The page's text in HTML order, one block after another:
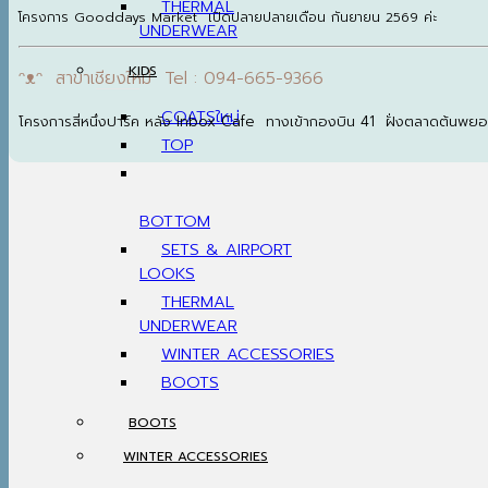
THERMAL
UNDERWEAR
KIDS
COATS
TOP
BOTTOM
SETS & AIRPORT
LOOKS
THERMAL
UNDERWEAR
WINTER ACCESSORIES
BOOTS
BOOTS
WINTER ACCESSORIES
โครงการ Gooddays Market เปิดปลายปลายเดือน กันยายน 2569 ค่ะ
ᵔᴥᵔ สาขาเชียงใหม่ Tel : 094-665-9366
โครงการสี่หนึ่งปาร์ค หลัง Inbox Cafe ทางเข้ากองบิน 41 ฝั่งตลาดต้นพย